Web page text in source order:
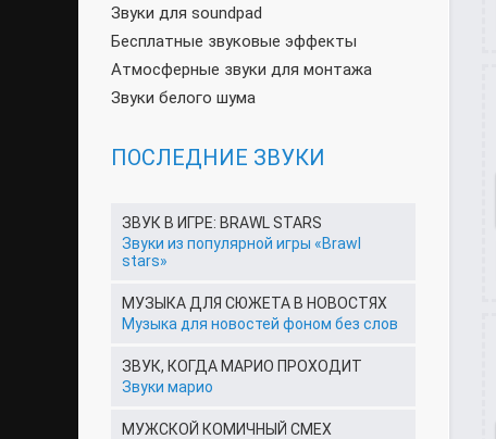
Звуки для soundpad
Бесплатные звуковые эффекты
Атмосферные звуки для монтажа
Звуки белого шума
ПОСЛЕДНИЕ ЗВУКИ
ЗВУК В ИГРЕ: BRAWL STARS
Звуки из популярной игры «Brawl
stars»
МУЗЫКА ДЛЯ СЮЖЕТА В НОВОСТЯХ
Музыка для новостей фоном без слов
ЗВУК, КОГДА МАРИО ПРОХОДИТ
Звуки марио
МУЖСКОЙ КОМИЧНЫЙ СМЕХ